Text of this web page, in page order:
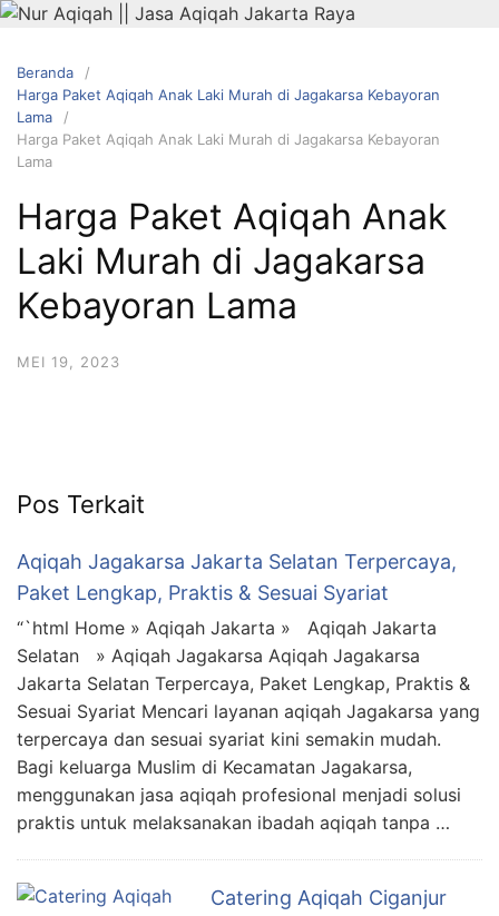
Langsung
konten
HUBUNGI
KAMI
6713
Beranda
Harga Paket Aqiqah Anak Laki Murah di Jagakarsa Kebayoran
Lama
Harga Paket Aqiqah Anak Laki Murah di Jagakarsa Kebayoran
Lama
Harga Paket Aqiqah Anak
Laki Murah di Jagakarsa
Kebayoran Lama
MEI 19, 2023
Pos Terkait
Aqiqah Jagakarsa Jakarta Selatan Terpercaya,
Paket Lengkap, Praktis & Sesuai Syariat
“`html Home » Aqiqah Jakarta » Aqiqah Jakarta
Selatan » Aqiqah Jagakarsa Aqiqah Jagakarsa
Jakarta Selatan Terpercaya, Paket Lengkap, Praktis &
Sesuai Syariat Mencari layanan aqiqah Jagakarsa yang
terpercaya dan sesuai syariat kini semakin mudah.
Bagi keluarga Muslim di Kecamatan Jagakarsa,
menggunakan jasa aqiqah profesional menjadi solusi
praktis untuk melaksanakan ibadah aqiqah tanpa …
Catering Aqiqah Ciganjur